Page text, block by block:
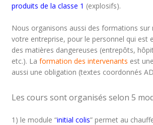
produits de la classe 1 (explosifs).
Nous organisons aussi des formations sur
votre entreprise, pour le personnel qui est
des matières dangereuses (entrepôts,
etc.). Laformation des intervenants est
aussi une obligation (textes coordonnés
Les cours sont organisés selon 5
1) le module “initial colis” permet au